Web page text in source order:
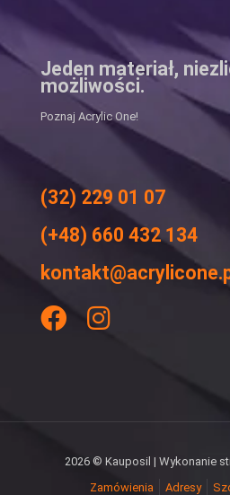
Jeden materiał,
możliwości.
Poznaj Acrylic One!
(32) 229 01 07
(+48) 660 432 134
2026 © Kauposil | Wykonanie
Zamówienia
Adresy